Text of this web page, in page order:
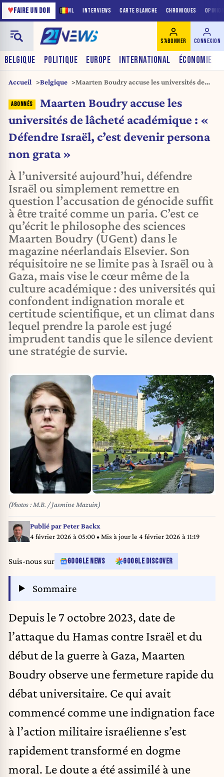
NL INTERVIEWS CARTE BLANCHE CHRONIQUES
♥FAIRE UN DON
BELGIQUE POLITIQUE EUROPE INTERNATIONAL ÉCONOMIE
S'ABONNER CONNEXION
Accueil Belgique
Maarten Boudry accuse les universités de
devenir persona non grata »
Maarten Boudry accuse les
universités de lâcheté académique : «
Défendre Israël, c’est devenir persona
non grata »
À l’université aujourd’hui, défendre
Israël ou simplement remettre en
question l’accusation de génocide suffit
à être traité comme un paria. C’est ce
qu’écrit le philosophe des sciences
Maarten Boudry (UGent) dans le
magazine néerlandais Elsevier. Son
réquisitoire ne se limite pas à Israël ou à
Gaza, mais vise le cœur même de la
culture académique : des universités qui
confondent indignation morale et
certitude scientifique, et un climat dans
lequel prendre la parole est jugé
imprudent tandis que le silence devient
une stratégie de survie.
(Photos : M.B. / Jasmine Mazuin)
Publié parPeter Backx
4 février 2026 à 05:00• Mis à jour le 4 février 2026 à 11:19
Suis-nous sur GOOGLE NEWS GOOGLE DISCOVER
Sommaire
Depuis le 7 octobre 2023, date de
l’attaque du Hamas contre Israël et du
début de la guerre à Gaza, Maarten
Boudry observe une fermeture rapide du
débat universitaire. Ce qui avait
commencé comme une indignation face
à l’action militaire israélienne s’est
rapidement transformé en dogme
moral. Le doute a été assimilé à une